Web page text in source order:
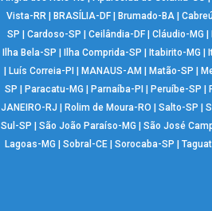
Vista-RR | BRASÍLIA-DF| Brumado-BA|
SP | Cardoso-SP | Ceilândia-DF | Cláudio-MG |
Ilha Bela-SP | Ilha Comprida-SP | Itabirito-MG |
| Luís Correia-PI | MANAUS-AM | Matão-SP |
SP | Paracatu-MG | Parnaíba-PI | Peruíbe-SP |
JANEIRO-RJ | Rolim de Moura-RO | Salto-SP |
Sul-SP | São João Paraíso-MG | São José
Lagoas-MG | Sobral-CE| Sorocaba-SP |